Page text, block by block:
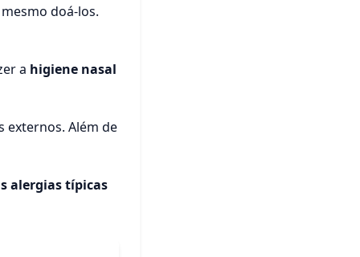
doá-los.
a higiene nasal
externos. Além de
alergias típicas